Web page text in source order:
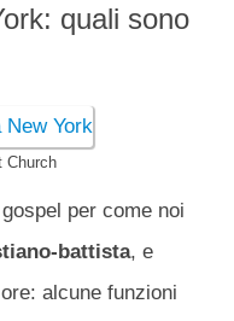
quali sono
Church
per come noi
battista, e
alcune funzioni